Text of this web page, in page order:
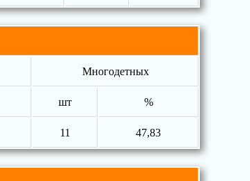
Многодетных
шт %
11 47,83